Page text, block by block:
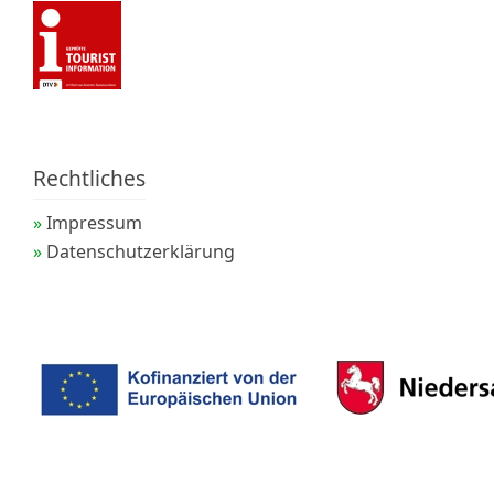
Rechtliches
Impressum
Datenschutzerklärung